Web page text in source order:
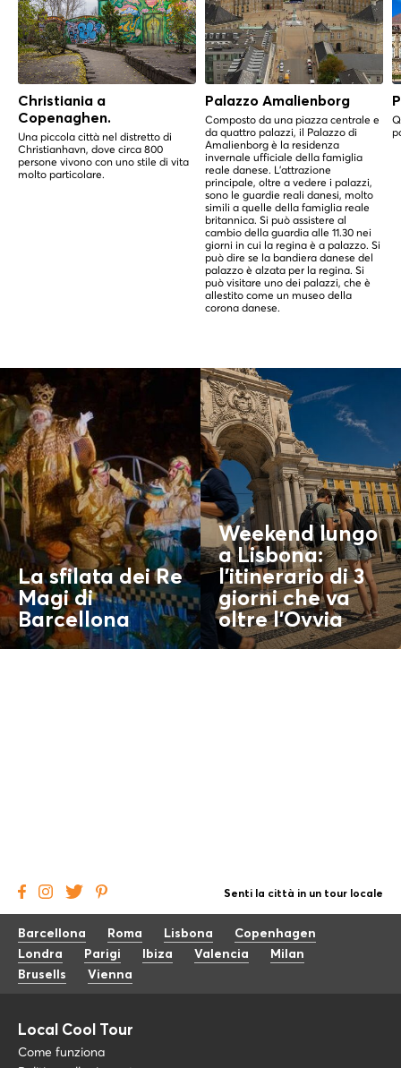
Christiania a
Copenaghen.
Una piccola città nel distretto di
Christianhavn, dove circa 800
persone vivono con uno stile di vita
molto particolare.
Palazzo Amalienborg
Composto da una piazza centrale e
da quattro palazzi, il Palazzo di
Amalienborg è la residenza
invernale ufficiale della famiglia
reale danese. L'attrazione
principale, oltre a vedere i palazzi,
sono le guardie reali danesi, molto
simili a quelle della famiglia reale
britannica. Si può assistere al
cambio della guardia alle 11.30 nei
giorni in cui la regina è a palazzo. Si
può dire se la bandiera danese del
palazzo è alzata per la regina. Si
può visitare uno dei palazzi, che è
allestito come un museo della
corona danese.
La sfilata dei Re
Magi di
Barcellona
Weekend lungo
a Lisbona:
l'itinerario di 3
giorni che va
oltre l'Ovvia
Senti la città in un tour locale
Barcellona Roma Lisbona
Copenhagen
Londra
Parigi Ibiza Valencia
Milan
Brusells
Vienna
Local Cool Tour
Come funziona